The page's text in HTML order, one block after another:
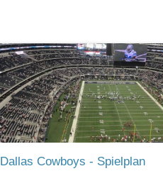
Dallas Cowboys - Spielplan